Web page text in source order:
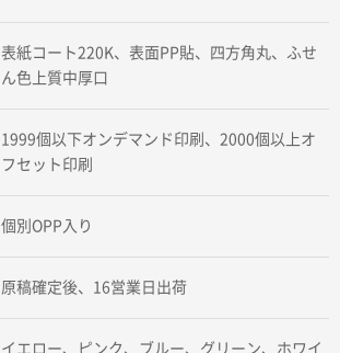
表紙コート220K、表面PP貼、四方角丸、ふせ
ん色上質中厚口
1999個以下オンデマンド印刷、2000個以上オ
フセット印刷
個別OPP入り
原稿確定後、16営業日出荷
イエロー、ピンク、ブルー、グリーン、ホワイ